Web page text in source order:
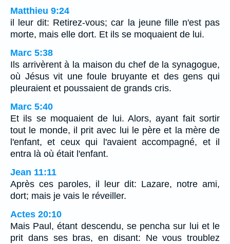
Matthieu 9:24
il leur dit: Retirez-vous; car la jeune fille n'est pas
morte, mais elle dort. Et ils se moquaient de lui.
Marc 5:38
Ils arrivèrent à la maison du chef de la synagogue,
où Jésus vit une foule bruyante et des gens qui
pleuraient et poussaient de grands cris.
Marc 5:40
Et ils se moquaient de lui. Alors, ayant fait sortir
tout le monde, il prit avec lui le père et la mère de
l'enfant, et ceux qui l'avaient accompagné, et il
entra là où était l'enfant.
Jean 11:11
Après ces paroles, il leur dit: Lazare, notre ami,
dort; mais je vais le réveiller.
Actes 20:10
Mais Paul, étant descendu, se pencha sur lui et le
prit dans ses bras, en disant: Ne vous troublez